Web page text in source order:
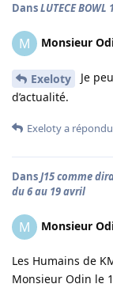
DansLUTECE
M Monsieur
Exeloty
Je
d’actualité.
Exelotya
DansJ15 comme
du 6 au 19 avril
M Monsieur
Les Humains de
Monsieur Odin le